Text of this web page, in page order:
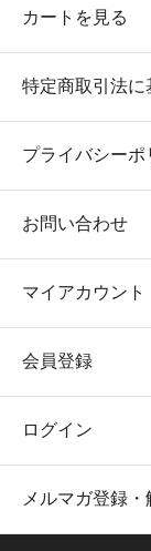
カートを見る
特定商取引法に
プライバシーポ
お問い合わせ
マイアカウント
会員登録
ログイン
メルマガ登録・